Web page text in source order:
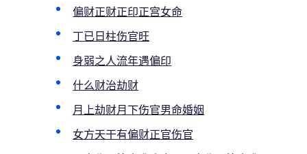
偏财正财正印正宫女命
丁已日柱伤官旺
身弱之人流年遇偏印
什么财治劫财
月上劫财月下伤官男命婚姻
女方天干有偏财正官伤官